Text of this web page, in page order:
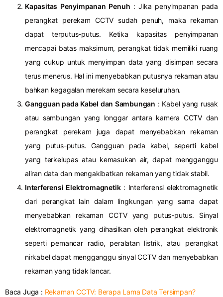
Kapasitas Penyimpanan Penuh : Jika penyimpanan pada
perangkat perekam CCTV sudah penuh, maka rekaman
dapat terputus-putus. Ketika kapasitas penyimpanan
mencapai batas maksimum, perangkat tidak memiliki ruang
yang cukup untuk menyimpan data yang disimpan secara
terus menerus. Hal ini menyebabkan putusnya rekaman atau
bahkan kegagalan merekam secara keseluruhan.
Gangguan pada Kabel dan Sambungan : Kabel yang rusak
atau sambungan yang longgar antara kamera CCTV dan
perangkat perekam juga dapat menyebabkan rekaman
yang putus-putus. Gangguan pada kabel, seperti kabel
yang terkelupas atau kemasukan air, dapat mengganggu
aliran data dan mengakibatkan rekaman yang tidak stabil.
Interferensi Elektromagnetik: Interferensi elektromagnetik
dari perangkat lain dalam lingkungan yang sama dapat
menyebabkan rekaman CCTV yang putus-putus. Sinyal
elektromagnetik yang dihasilkan oleh perangkat elektronik
seperti pemancar radio, peralatan listrik, atau perangkat
nirkabel dapat mengganggu sinyal CCTV dan menyebabkan
rekaman yang tidak lancar.
Baca Juga : Rekaman CCTV: Berapa Lama Data Tersimpan?